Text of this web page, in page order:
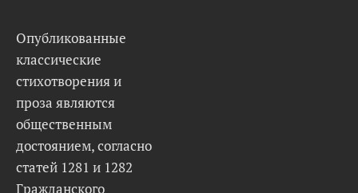
Опубликованные
классические
стихотворения и
проза являются
общественным
достоянием, согласно
статей 1281 и 1282
Гражданского